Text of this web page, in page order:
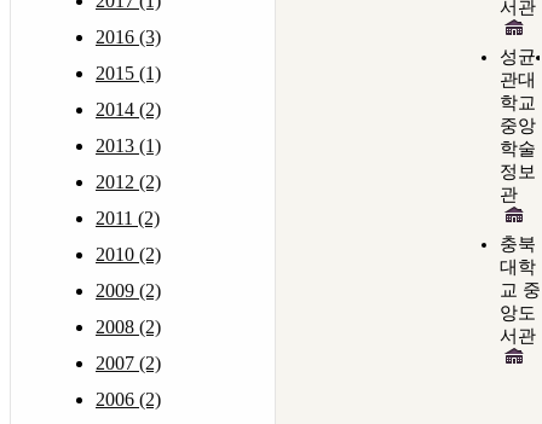
2016 (3)
2015 (1)
2014 (2)
2013 (1)
2012 (2)
2011 (2)
2010 (2)
2009 (2)
2008 (2)
2007 (2)
2006 (2)
서관
성균
관대
학교
중앙
학술
정보
관
충북
대학
교 중
앙도
서관